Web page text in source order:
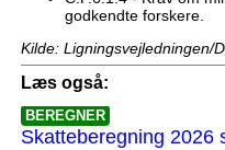
godkendte forskere.
Kilde: Ligningsvejledningen/
Læs også:
BEREGNER
Skatteberegning 2026